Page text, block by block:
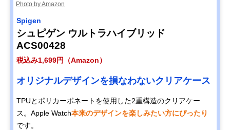
Photo by Amazon
Spigen
シュピゲン ウルトラハイブリッド
ACS00428
税込み1,699円（Amazon）
オリジナルデザインを損なわないクリアケース
TPUとポリカーボネートを使用した2重構造のクリアケー
ス。Apple Watch本来のデザインを楽しみたい方にぴったり
です。